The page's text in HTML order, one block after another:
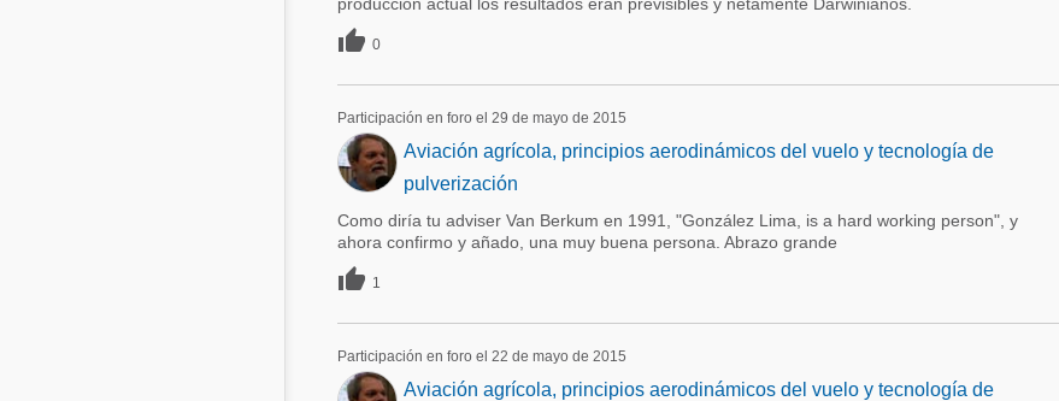
 0
Participación en foro el 29 de mayo de 2015
Aviación agrícola, principios aerodinámicos del vuelo y tecnología de
pulverización
Como diría tu adviser Van Berkum en 1991, "González Lima, is a hard working person", y
ahora confirmo y añado, una muy buena persona. Abrazo grande
 1
Participación en foro el 22 de mayo de 2015
Aviación agrícola, principios aerodinámicos del vuelo y tecnología de